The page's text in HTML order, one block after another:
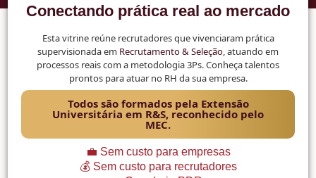
Conectando prática real ao mercado
Esta vitrine reúne recrutadores que vivenciaram prática
supervisionada em Recrutamento & Seleção, atuando em
processos reais com a metodologia 3Ps. Conheça talentos
prontos para atuar no RH da sua empresa.
Todos são formados pela Extensão
Universitária em R&S, reconhecido pelo
MEC.
💼 Sem custo para empresas
💰 Sem custo para recrutadores